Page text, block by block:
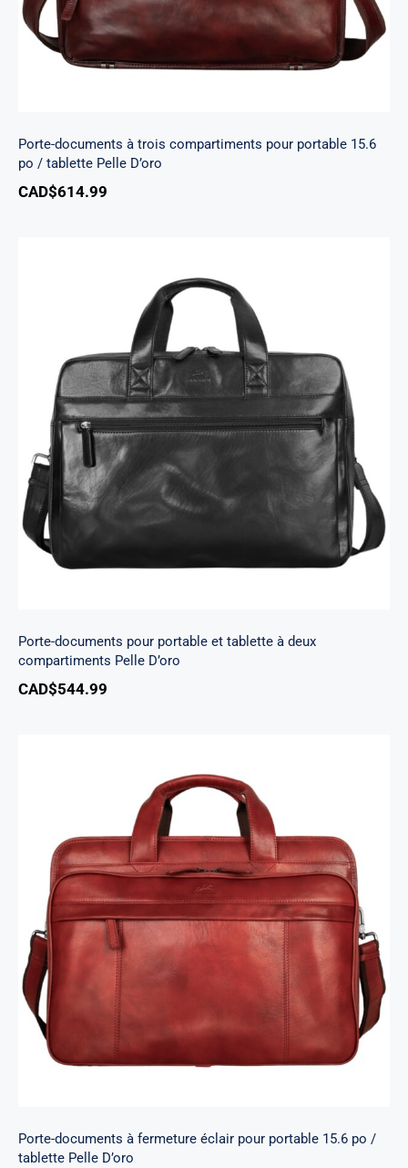
Porte-documents à trois compartiments pour portable 15.6
po / tablette Pelle D’oro
CAD$614.99
Porte-documents pour portable et tablette à
deux compartiments Pelle D’oro
Porte-documents pour portable et tablette à deux
compartiments Pelle D’oro
CAD$544.99
Porte-documents à fermeture éclair pour
portable 15.6 po / tablette Pelle D’oro
Porte-documents à fermeture éclair pour portable 15.6 po /
tablette Pelle D’oro